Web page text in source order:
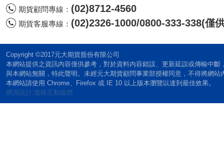
期貨顧問專線： (02)8712-4560
期貨客服專線： (02)2326-1000/0800-333-338(僅
Copyright ©2017元大期貨股份有限公司
本網站提供之資訊內容僅供參考，對於資料內容錯誤、更新延誤或傳輸中
與本網站無關，特此聲明。未經元大期貨顧問事業部授權同意，不得將網站
本網站請使用 Chrome、Firefox 或 IE 10 以上版本瀏覽以達到最佳效果。
網頁設計:達格互動媒體